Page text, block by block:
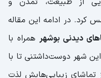
کرد. در ادامه این مقاله
دیدنی بوشهر همراه با
شهر دوست‌داشتنی تا با
تماشای زیبایی‌هایش لذت